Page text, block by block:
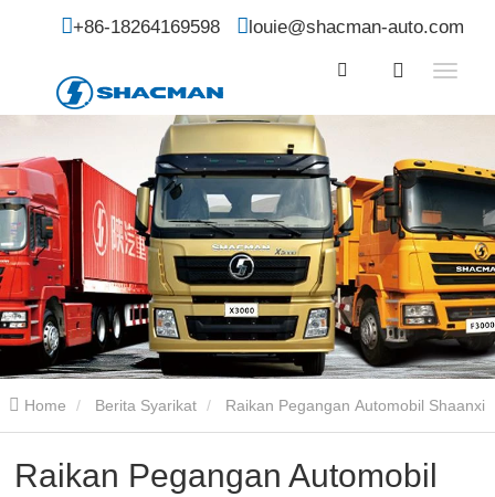
+86-18264169598 louie@shacman-auto.com
Home Berita Syarikat
Raikan Pegangan Automobil